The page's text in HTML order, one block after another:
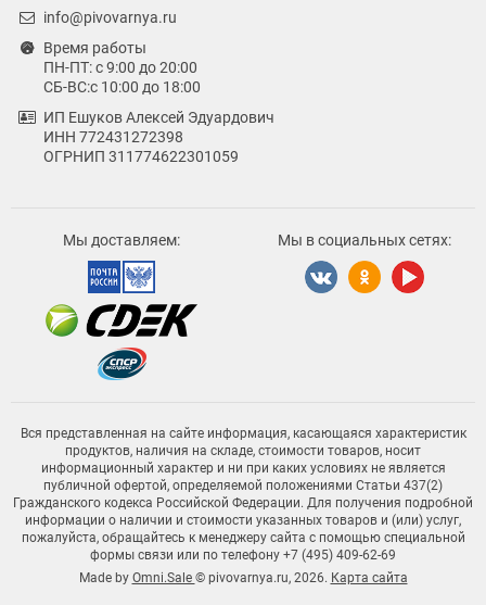
info@pivovarnya.ru
Время работы
ПН-ПТ: с 9:00 до 20:00
СБ-ВС:с 10:00 до 18:00
ИП Ешуков Алексей Эдуардович
ИНН 772431272398
ОГРНИП 311774622301059
Мы доставляем: Мы в социальных сетях:
Вся представленная на сайте информация, касающаяся характеристик
продуктов, наличия на складе, стоимости товаров, носит
информационный характер и ни при каких условиях не является
публичной офертой, определяемой положениями Статьи 437(2)
Гражданского кодекса Российской Федерации. Для получения подробной
информации о наличии и стоимости указанных товаров и (или) услуг,
пожалуйста, обращайтесь к менеджеру сайта с помощью специальной
формы связи или по телефону +7 (495) 409-62-69
Made by Omni.Sale © pivovarnya.ru, 2026. Карта сайта